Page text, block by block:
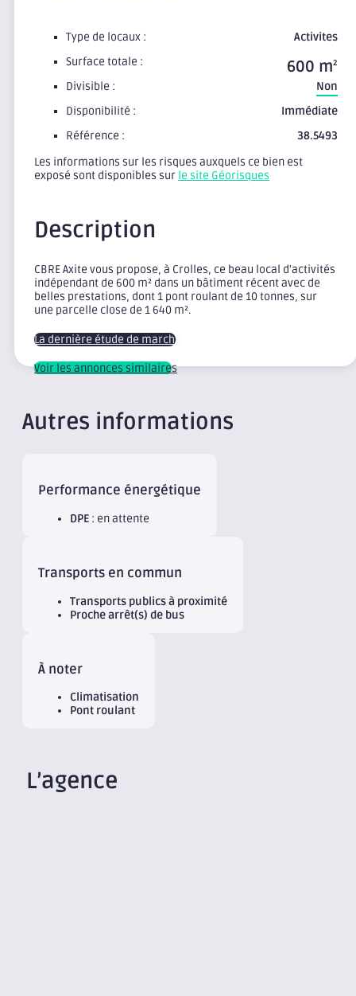
Type de locaux :
Activites
Surface totale :
600 m2
Divisible :
Non
Disponibilité :
Immédiate
Référence :
38.5493
Les informations sur les risques auxquels ce bien est
exposé sont disponibles sur le site Géorisques
Description
CBRE Axite vous propose, à Crolles, ce beau local d'activités
indépendant de 600 m² dans un bâtiment récent avec de
belles prestations, dont 1 pont roulant de 10 tonnes, sur
une parcelle close de 1 640 m².
La dernière étude de marché
Voir les annonces similaires
Autres informations
Performance énergétique
DPE : en attente
Transports en commun
Transports publics à proximité
Proche arrêt(s) de bus
À noter
Climatisation
Pont roulant
L’agence